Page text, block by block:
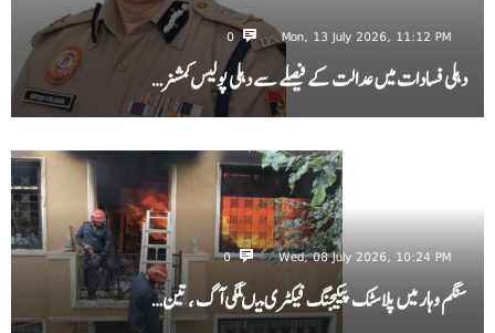
Mon, 13 July 2026, 11:12 PM
0
دہلی فسادات میں عدالت کے فیصلے سے دہلی پولیس کمشنر…
Wed, 08 July 2026, 10:24 PM
0
سنگم وہار میں پلاسٹک پیکیجنگ فیکٹری میںلگی آگ ، تین…